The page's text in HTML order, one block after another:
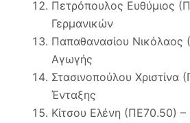
Πετρόπουλος Ευθύμιος
Γερμανικών
Παπαθανασίου Νικόλαος
Αγωγής
Στασινοπούλου Χριστίνα
Ένταξης
Κίτσου Ελένη (ΠΕ70.50) –